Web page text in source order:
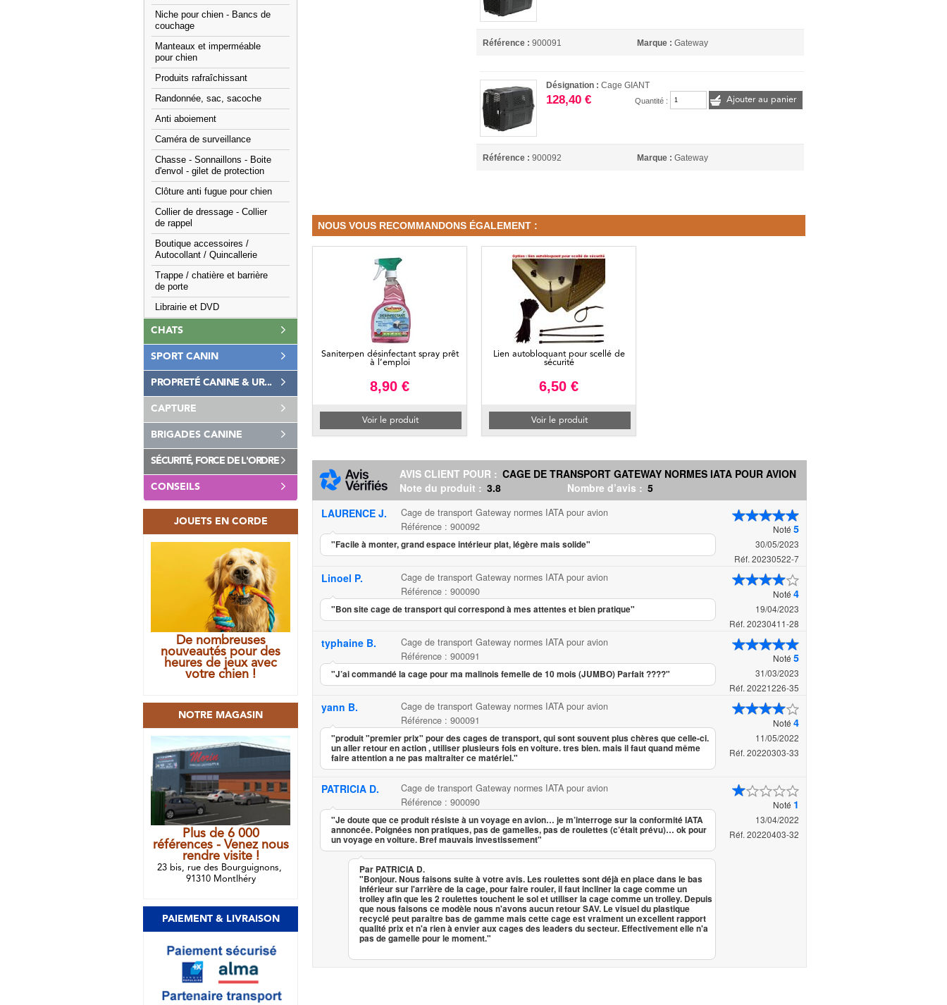
Niche pour chien - Bancs de
couchage
Manteaux et imperméable
pour chien
Produits rafraîchissant
Randonnée, sac, sacoche
Anti aboiement
Caméra de surveillance
Chasse - Sonnaillons - Boite
d'envol - gilet de protection
Clôture anti fugue pour chien
Collier de dressage - Collier
de rappel
Boutique accessoires /
Autocollant / Quincallerie
Trappe / chatière et barrière
de porte
Librairie et DVD
CHATS
SPORT CANIN
PROPRETÉ CANINE & UR...
CAPTURE
BRIGADES CANINE
SÉCURITÉ, FORCE DE L'ORDRE
CONSEILS
JOUETS EN CORDE
De nombreuses
nouveautés pour des
heures de jeux avec
votre chien !
NOTRE MAGASIN
Plus de 6 000
références - Venez nous
rendre visite !
23 bis, rue des Bourguignons,
91310 Montlhéry
PAIEMENT & LIVRAISON
Référence : 900091 Marque : Gateway
Désignation :Cage GIANT
128,40 € Quantité : Ajouter au panier
Référence : 900092 Marque : Gateway
NOUS VOUS RECOMMANDONS ÉGALEMENT :
Saniterpen désinfectant spray prêt
à l’emploi
8,90 €
Voir le produit
Lien autobloquant pour scellé de
sécurité
6,50 €
Voir le produit
AVIS CLIENT POUR : CAGE DE TRANSPORT GATEWAY NORMES IATA POUR AVION
Note du produit : 3.8 Nombre d’avis : 5
Noté 5
30/05/2023
Réf. 20230522-7
LAURENCE J.
Cage de transport Gateway normes IATA pour avion
Référence : 900092
"Facile à monter, grand espace intérieur plat, légère mais solide"
Noté 4
19/04/2023
Réf. 20230411-28
Linoel P.
Cage de transport Gateway normes IATA pour avion
Référence : 900090
"Bon site cage de transport qui correspond à mes attentes et bien pratique"
Noté 5
31/03/2023
Réf. 20221226-35
typhaine B.
Cage de transport Gateway normes IATA pour avion
Référence : 900091
"J’ai commandé la cage pour ma malinois femelle de 10 mois (JUMBO) Parfait ????"
Noté 4
11/05/2022
Réf. 20220303-33
yann B.
Cage de transport Gateway normes IATA pour avion
Référence : 900091
"produit "premier prix" pour des cages de transport, qui sont souvent plus chères que celle-ci.
un aller retour en action , utiliser plusieurs fois en voiture. tres bien. mais il faut quand même
faire attention a ne pas maltraiter ce matériel."
Noté 1
13/04/2022
Réf. 20220403-32
PATRICIA D.
Cage de transport Gateway normes IATA pour avion
Référence : 900090
"Je doute que ce produit résiste à un voyage en avion… je m’interroge sur la conformité IATA
annoncée. Poignées non pratiques, pas de gamelles, pas de roulettes (c’était prévu)… ok pour
un voyage en voiture. Bref mauvais investissement"
Par PATRICIA D.
"Bonjour. Nous faisons suite à votre avis. Les roulettes sont déjà en place dans le bas
inférieur sur l'arrière de la cage, pour faire rouler, il faut incliner la cage comme un
trolley afin que les 2 roulettes touchent le sol et utiliser la cage comme un trolley. Depuis
que nous faisons ce modèle nous n'avons aucun retour SAV. Le visuel du plastique
recyclé peut paraitre bas de gamme mais cette cage est vraiment un excellent rapport
qualité prix et n'a rien à envier aux cages des leaders du secteur. Effectivement elle n'a
pas de gamelle pour le moment."